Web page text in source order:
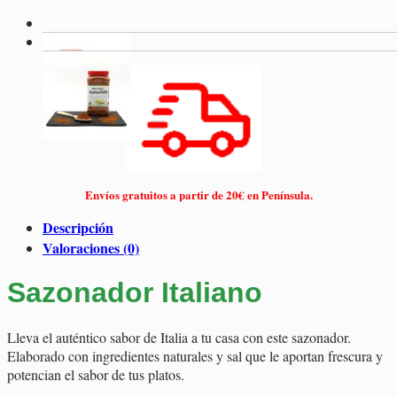
Envíos gratuitos a partir de 20€ en Península.
Descripción
Valoraciones (0)
Sazonador Italiano
Lleva el auténtico sabor de Italia a tu casa con este sazonador.
Elaborado con ingredientes naturales y sal que le aportan frescura y
potencian el sabor de tus platos.